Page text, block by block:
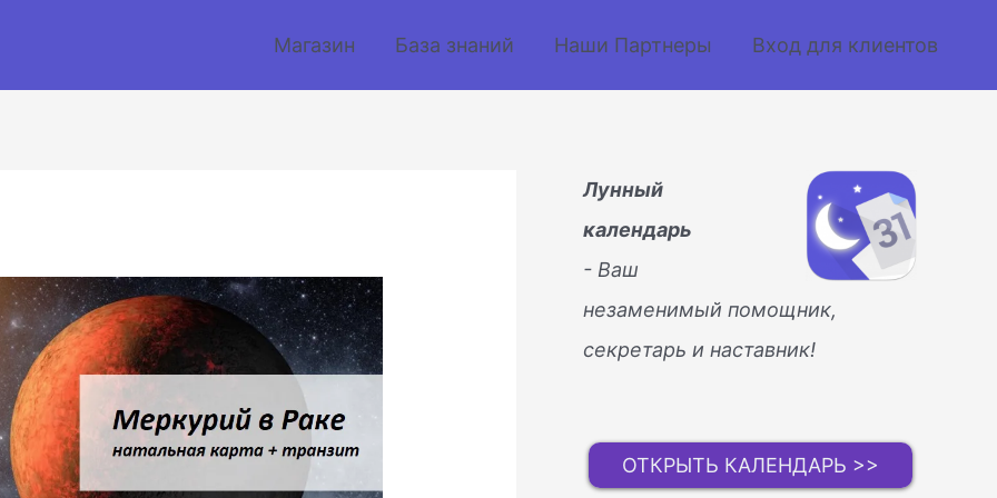
Магазин База знаний Наши Партнеры Вход для клиентов
Лунный
календарь
- Ваш
незаменимый помощник,
секретарь и наставник!
ОТКРЫТЬ КАЛЕНДАРЬ >>